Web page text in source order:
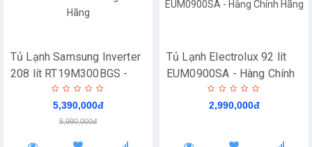
Tủ Lạnh Samsung Inverter
208 lít RT19M300BGS -
Hàng Chính Hãng
5,390,000đ
5,990,000đ
Tủ Lạnh Electrolux 92 lít
EUM0900SA - Hàng Chính
2,990,000đ